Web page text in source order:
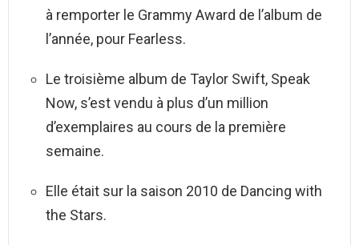
à remporter le Grammy Award de l’album de
l’année, pour Fearless.
Le troisième album de Taylor Swift, Speak
Now, s’est vendu à plus d’un million
d’exemplaires au cours de la première
semaine.
Elle était sur la saison 2010 de Dancing with
the Stars.